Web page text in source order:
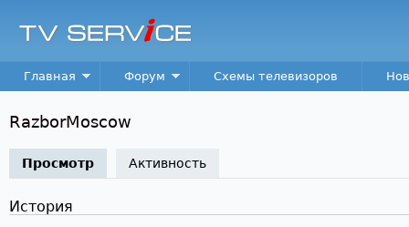
TV
Service
Main menu
Главная Форум Схемы телевизоров
RazborMoscow
Просмотр (активная вкладка)
Активность
История